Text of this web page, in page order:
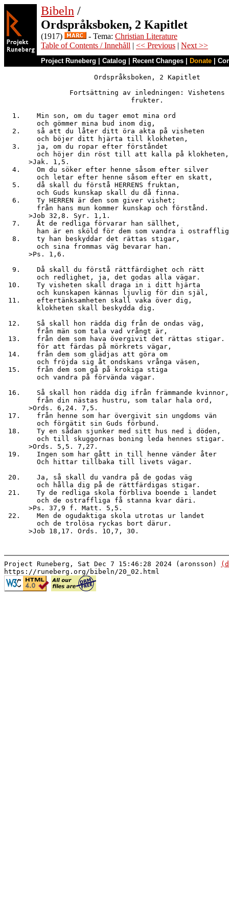
Bibeln /
Ordspråksboken, 2 Kapitlet
(1917) - Tema: Christian Literature
Table of Contents / Innehåll | << Previous | Next >>
Project Runeberg Catalog Recent Changes Donate
                      Ordspråksboken, 2 Kapitlet
                Fortsättning av inledningen: Vishetens
                               frukter.
  1.    Min son, om du tager emot mina ord
        och gömmer mina bud inom dig,
  2.    så att du låter ditt öra akta på visheten
        och böjer ditt hjärta till klokheten,
  3.    ja, om du ropar efter förståndet
        och höjer din röst till att kalla på klokheten,
      >Jak. 1,5.
  4.    Om du söker efter henne såsom efter silver
        och letar efter henne såsom efter en skatt,
  5.    då skall du förstå HERRENS fruktan,
        och Guds kunskap skall du då finna.
  6.    Ty HERREN är den som giver vishet;
        från hans mun kommer kunskap och förstånd.
      >Job 32,8. Syr. 1,1.
  7.    Åt de redliga förvarar han sällhet,
han är en sköld för dem som vandra i
  8.    ty han beskyddar det rättas stigar,
        och sina frommas väg bevarar han.
      >Ps. 1,6.
  9.    Då skall du förstå rättfärdighet och rätt
        och redlighet, ja, det godas alla vägar.
10.    Ty visheten skall draga in i ditt hjärta
        och kunskapen kännas ljuvlig för din själ,
11.    eftertänksamheten skall vaka över dig,
        klokheten skall beskydda dig.
12.    Så skall hon rädda dig från de ondas väg,
        från män som tala vad vrångt är,
13.    från dem som hava övergivit det rättas stigar.
        för att färdas på mörkrets vägar,
14.    från dem som glädjas att göra om
        och fröjda sig åt ondskans vrånga väsen,
15.    från dem som gå på krokiga stiga
        och vandra på förvända vägar.
16.    Så skall hon rädda dig ifrån främmande kvinnor,
        från din nästas hustru, som talar hala ord,
      >Ords. 6,24. 7,5.
17.    från henne som har övergivit sin ungdoms vän
        och förgätit sin Guds förbund.
18.    Ty en sådan sjunker med sitt hus ned i döden,
        och till skuggornas boning leda hennes stigar.
      >Ords. 5,5. 7,27.
19.    Ingen som har gått in till henne vänder åter
        Och hittar tillbaka till livets vägar.
20.    Ja, så skall du vandra på de godas väg
        och hålla dig på de rättfärdigas stigar.
21.    Ty de redliga skola förbliva boende i landet
        och de ostraffliga få stanna kvar däri.
      >Ps. 37,9 f. Matt. 5,5.
22.    Men de ogudaktiga skola utrotas ur landet
        och de trolösa ryckas bort därur.
Project Runeberg, Sat Dec 7 15:46:28 2024 (aronsson)
https://runeberg.org/bibeln/20_02.html